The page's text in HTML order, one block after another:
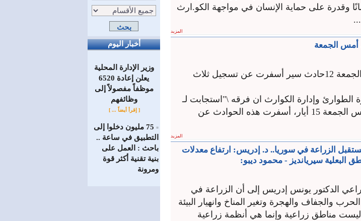
أخبار اليوم
وزير الإدارة المحلية
يعلن إعادة 6520
موظفاً مفصولاً إلى
‏وظائفهم
[ إقرأ أيضاً ... ]
=
75 مليون دخلوا إلى
التطبيق في ساعة ..
باحث : العمل على
بنية تقنية أكثر قوة
ومرونة
وقدرة على حماية الإنسان في مواجهة الكو.ارث
المزيد
شهدت المحافظات السورية يوم أمس الجمعة 12حادث سير أسفرت عن تسجيل ثلاث
الطوارئ وإدارة الكوارث ان فرقه \"استجابت لـ
12 حادث سير في عموم سوريا، يوم أمس الجمعة 15 أيار، أسفرت هذه الحوادث عن
المزيد
2050 وأثره على مستقبل الزراعة في سوريا.. د. إدريس: ارتفاع معدلات
البعلية سيريانديز - محمود ديبو:
الدكتور يونس إدريس إلى أن الزراعة في
والجفاف والهجرة وتغير المناخ وانهيار البيئة
ليست مناطق زراعية وإنما هي أنظمة زراعية